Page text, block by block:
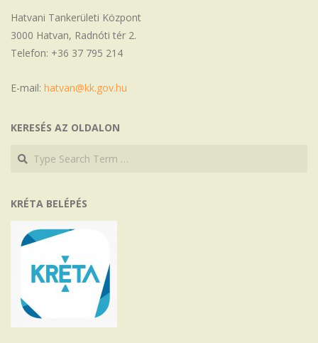
Hatvani Tankerületi Központ
3000 Hatvan, Radnóti tér 2.
Telefon: +36 37 795 214
E-mail: hatvan@kk.gov.hu
KERESÉS AZ OLDALON
Search
Search
KRÉTA BELÉPÉS